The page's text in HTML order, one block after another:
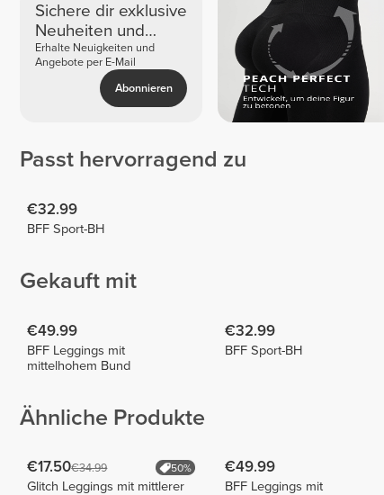
Sichere dir exklusive
Neuheiten und
Angebote
Erhalte Neuigkeiten und
Angebote per E-Mail
Abonnieren
Passt hervorragend zu
€32.99
BFF Sport-BH
Gekauft mit
€49.99
BFF Leggings mit
mittelhohem Bund
€32.99
BFF Sport-BH
Ähnliche Produkte
€17.50€34.99 50%
Glitch Leggings mit mittlerer
€49.99
BFF Leggings mit